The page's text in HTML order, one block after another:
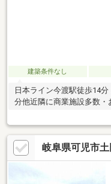
建築条件なし
日本ライン今渡駅徒歩14
分他近隣に商業施設多数・
岐阜県可児市